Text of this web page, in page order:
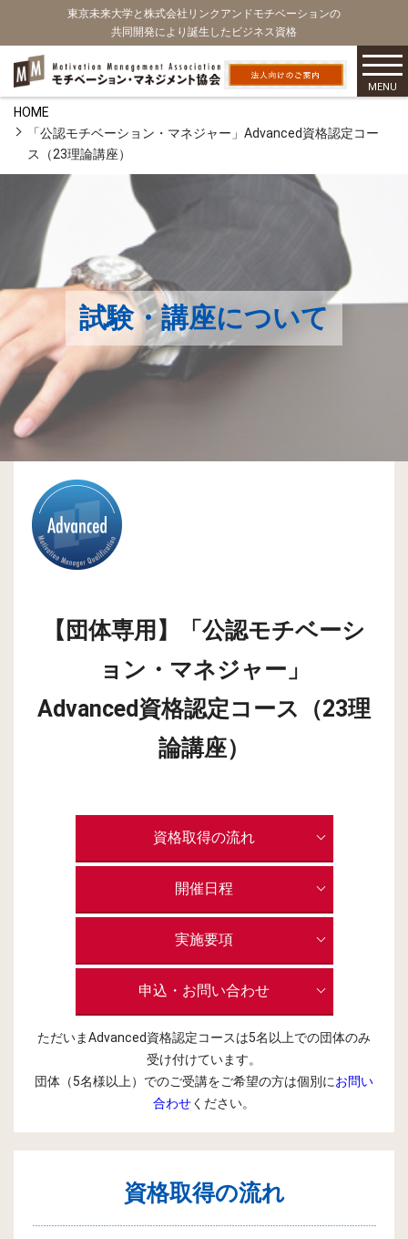
東京未来大学と株式会社リンクアンドモチベーションの
共同開発により誕生したビジネス資格
MENU
HOME
「公認モチベーション・マネジャー」Advanced資格認定コー
ス（23理論講座）
試験・講座について
【団体専用】「公認モチベーシ
ョン・マネジャー」
Advanced資格認定コース（23理
論講座）
資格取得の流れ
開催日程
実施要項
申込・お問い合わせ
ただいまAdvanced資格認定コースは5名以上での団体のみ
受け付けています。
団体（5名様以上）でのご受講をご希望の方は個別にお問い
合わせください。
資格取得の流れ